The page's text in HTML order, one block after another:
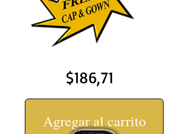
$186,71
Agregar al carrito